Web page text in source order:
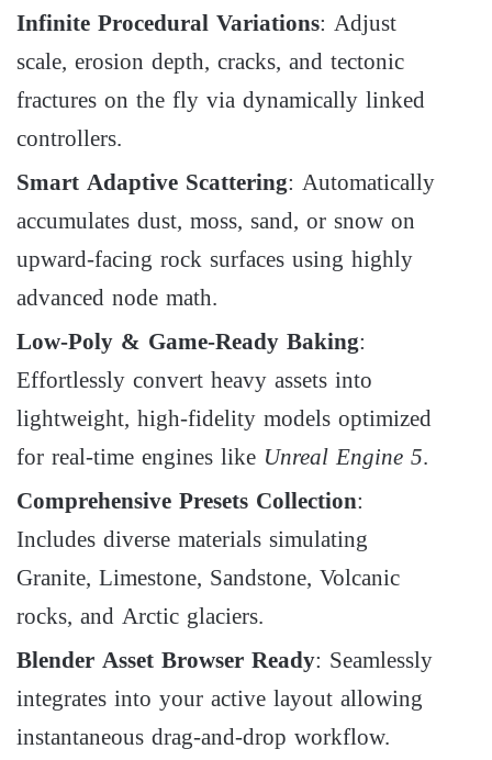
Infinite Procedural Variations: Adjust
scale, erosion depth, cracks, and tectonic
fractures on the fly via dynamically linked
controllers.
Smart Adaptive Scattering: Automatically
accumulates dust, moss, sand, or snow on
upward-facing rock surfaces using highly
advanced node math.
Low-Poly & Game-Ready Baking:
Effortlessly convert heavy assets into
lightweight, high-fidelity models optimized
for real-time engines like Unreal Engine 5.
Comprehensive Presets Collection:
Includes diverse materials simulating
Granite, Limestone, Sandstone, Volcanic
rocks, and Arctic glaciers.
Blender Asset Browser Ready: Seamlessly
integrates into your active layout allowing
instantaneous drag-and-drop workflow.